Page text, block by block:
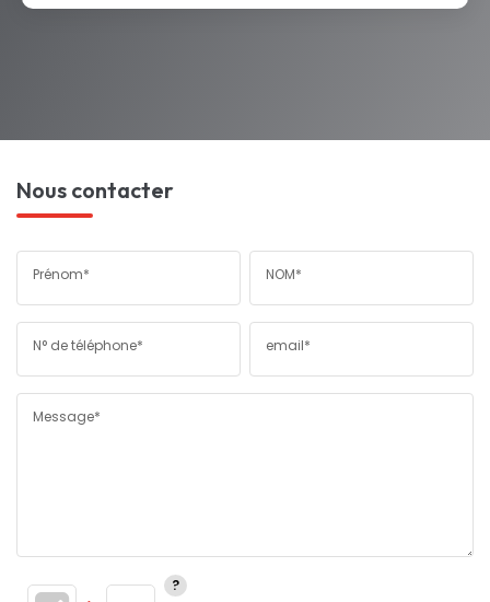
Nous contacter
Prénom* NOM*
N° de téléphone* email*
Message*